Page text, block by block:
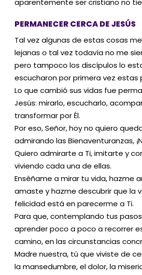
PERMANECER CERCA DE JESÚS
Tal vez algunas de estas cosas
lejanas o tal vez todavía no me
pero tampoco los discípulos lo
escucharon por primera vez estas
Lo que cambió sus vidas fue
Jesús: mirarlo, escucharlo,
transformar por Él.
Por eso, Señor, hoy no quiero
admirando las Bienaventuranzas,
Quiero admirarte a Ti, imitarte y
viviendo cada una de ellas.
Enséñame a mirar tu vida, hazme
amaste y hazme descubrir que la
felicidad está en parecerme a Ti.
Para que, contemplando tus
aprender poco a poco a recorrer
camino, en las circunstancias
Madre nuestra, tú que viviste de
la mansedumbre, el dolor, la